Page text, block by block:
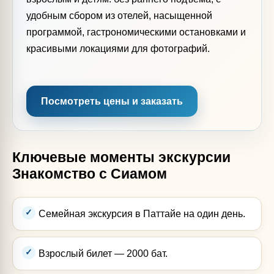
удобным сбором из отелей, насыщенной
программой, гастрономическими остановками и
красивыми локациями для фотографий.
Посмотреть цены и заказать
Ключевые моменты экскурсии
Знакомство с Сиамом
Семейная экскурсия в Паттайе на один день.
Взрослый билет — 2000 бат.